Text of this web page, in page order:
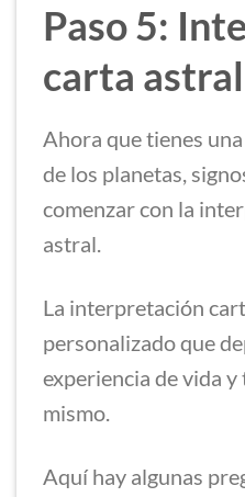
Paso 5:
carta astral
Ahora que tienes
de los planetas,
comenzar con la
astral.
La interpretación
personalizado que
experiencia de vida
mismo.
Aquí hay algunas